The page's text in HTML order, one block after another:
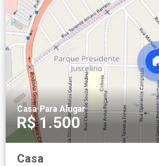
Casa·Para Alugar
R$ 1.500
Casa